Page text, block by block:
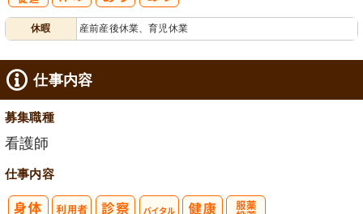
休暇 産前産後休業、育児休業
仕事内容
募集職種
看護師
仕事内容